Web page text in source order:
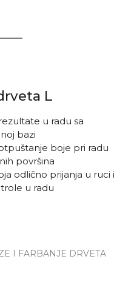
2
L
I FARBANJE DRVETA
u radu sa
bazi
boje pri radu
površina
odlično prijanja u ruci i
u radu